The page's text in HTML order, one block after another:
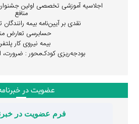
اجلاسیه آموزشی تخصصی اولین
منافع
نقدی بر آیین‌نامه بیمه
حسابرسی تعارض
بیمه نیروی کار
بودجه‌ریزی کودک‌محور : ضرورت،
عضویت در
فرم عضویت در